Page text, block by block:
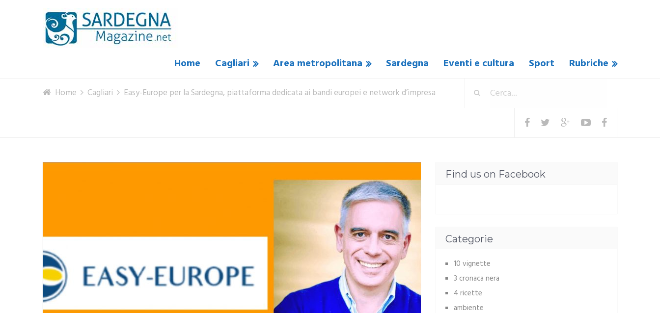
Home Cagliari Area metropolitana Sardegna Eventi e cultura Sport Rubriche
Home Cagliari Easy-Europe per la Sardegna, piattaforma dedicata ai bandi europei e network d’impresa
Find us on Facebook
Categorie
10 vignette
3 cronaca nera
4 ricette
ambiente